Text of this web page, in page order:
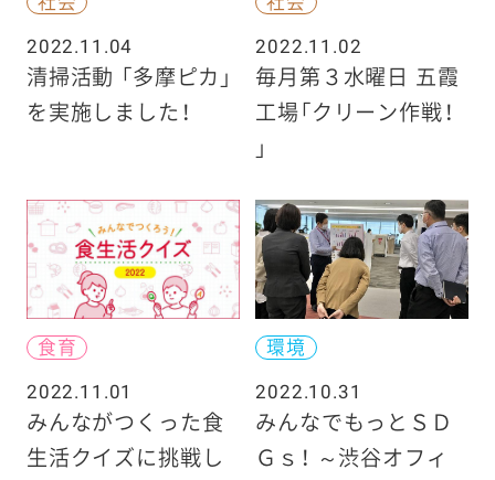
2022.11.04
清掃活動 「多摩ピカ」
を実施しました！
2022.11.02
毎月第３水曜日 五霞
工場「クリーン作戦！
」
食育
2022.11.01
みんながつくった食
生活クイズに挑戦し
環境
2022.10.31
みんなでもっとＳＤ
Ｇｓ！ ～渋谷オフィ